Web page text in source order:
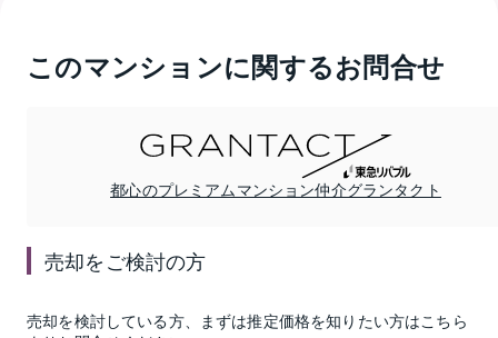
このマンションに関するお問合せ
都心のプレミアムマンション仲介グランタクト
売却をご検討の方
売却を検討している方、まずは推定価格を知りたい方はこちら